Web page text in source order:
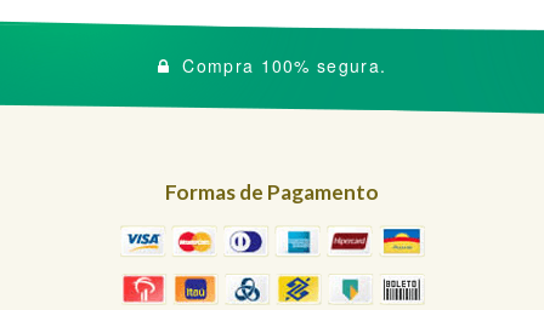
Compra 100% segura.
Formas de Pagamento